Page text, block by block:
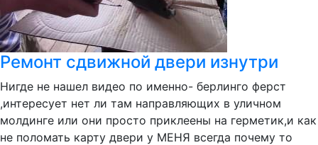
Ремонт сдвижной двери изнутри
Нигде не нашел видео по именно- берлинго ферст
,интересует нет ли там направляющих в уличном
молдинге или они просто приклеены на герметик,и как
не поломать карту двери у МЕНЯ всегда почему то